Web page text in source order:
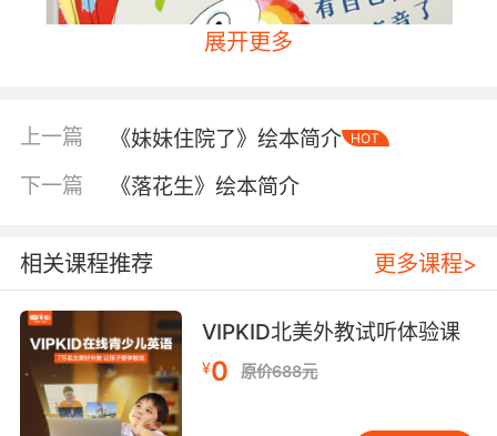
内容简介
展开更多
上一篇 《妹妹住院了》绘本简介 HOT
下一篇 《落花生》绘本简介
相关课程推荐 更多课程>
VIPKID北美外教试听体验课
¥0 原价688元